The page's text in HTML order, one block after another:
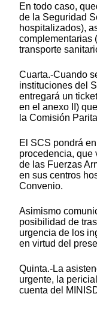
En todo caso,
de la Seguridad
hospitalizados),
complementarias
transporte
Cuarta.-Cuando
instituciones del
entregará un
en el anexo II)
la Comisión
El SCS pondrá
procedencia, que
de las Fuerzas
en sus centros
Convenio.
Asimismo
posibilidad de
urgencia de los
en virtud del
Quinta.-La
urgente, la
cuenta del